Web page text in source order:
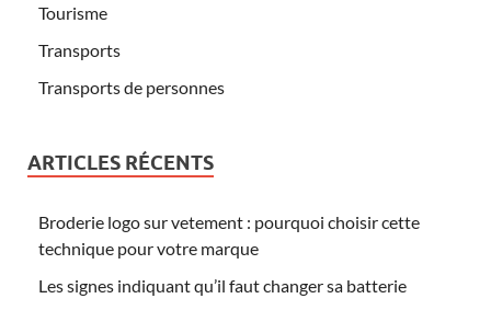
Tourisme
Transports
Transports de personnes
ARTICLES RÉCENTS
Broderie logo sur vetement : pourquoi choisir cette
technique pour votre marque
Les signes indiquant qu’il faut changer sa batterie